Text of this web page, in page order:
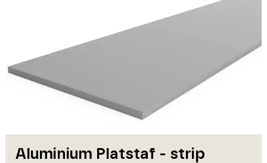
Aluminium Platstaf - strip